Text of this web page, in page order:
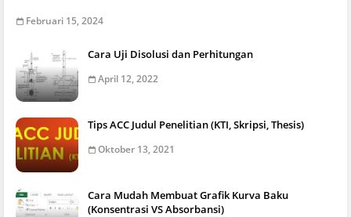
Februari 15, 2024
Cara Uji Disolusi dan Perhitungan
April 12, 2022
Tips ACC Judul Penelitian (KTI, Skripsi, Thesis)
Oktober 13, 2021
Cara Mudah Membuat Grafik Kurva Baku
(Konsentrasi VS Absorbansi)